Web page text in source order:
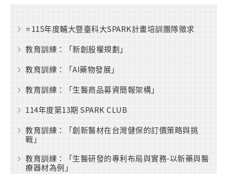
⭐115年度輔大暨臺科大SPARK計畫培訓團隊徵求
教育訓練：「新創股權規劃」
教育訓練：「AI藥物發展」
教育訓練：「生醫商品募資簡報架構」
114年度第13期 SPARK CLUB
教育訓練：「創新醫材在台灣健保的訂價策略與挑
戰」
教育訓練：「生醫研發的專利布局與實務-以新藥與醫
療器材為例」